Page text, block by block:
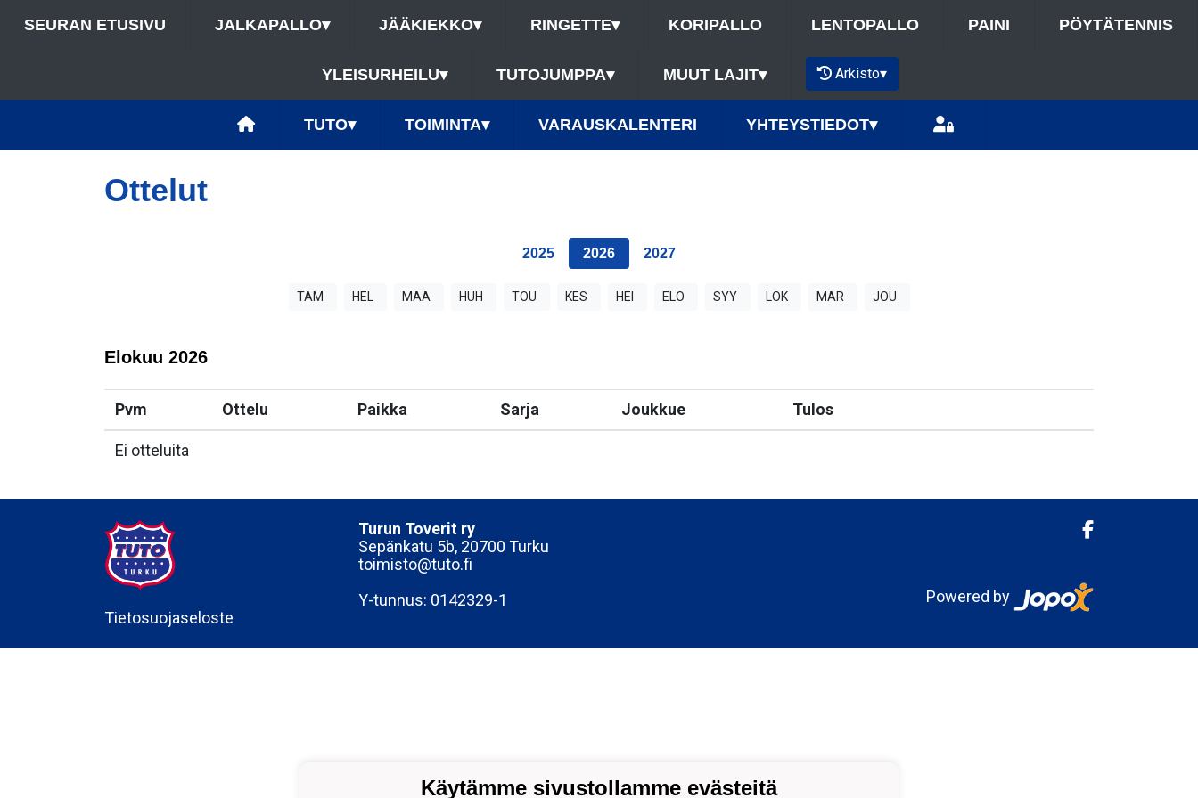
SEURAN ETUSIVU JALKAPALLO▾ JÄÄKIEKKO▾ RINGETTE▾ KORIPALLO LENTOPALLO PAINI PÖYTÄTENNIS
YLEISURHEILU▾ TUTOJUMPPA▾ MUUT LAJIT▾ Arkisto▾
TUTO▾ TOIMINTA▾ VARAUSKALENTERI YHTEYSTIEDOT▾
Ottelut
2025 2026 2027
TAM HEL MAA HUH TOU KES HEI ELO SYY LOK MAR JOU
Elokuu 2026
Pvm Ottelu Paikka Sarja Joukkue Tulos
Ei otteluita
Tietosuojaseloste
Turun Toverit ry
Sepänkatu 5b, 20700 Turku
toimisto@tuto.fi
Y-tunnus: 0142329-1
Powered by
Käytämme sivustollamme evästeitä